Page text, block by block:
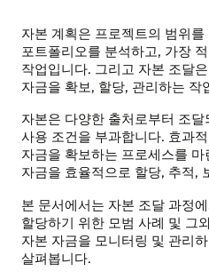
자본 계획은 프로젝트의 범위
포트폴리오를 분석하고, 가장
작업입니다. 그리고 자본 조달
자금을 확보, 할당, 관리하는 작
자본은 다양한 출처로부터 조
사용 조건을 부과합니다. 효과
자금을 확보하는 프로세스를
자금을 효율적으로 할당, 추적,
본 문서에서는 자본 조달 과정
할당하기 위한 모범 사례 및 그
자본 자금을 모니터링 및 관리
살펴봅니다.